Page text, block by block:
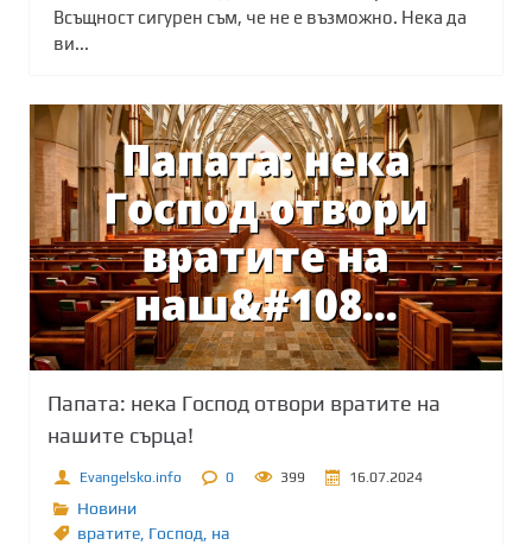
Всъщност сигурен съм, че не е възможно. Нека да
ви...
Папата: нека Господ отвори вратите на
нашите сърца!
Evangelsko.info 0 399 16.07.2024
Новини
вратите, Господ, на